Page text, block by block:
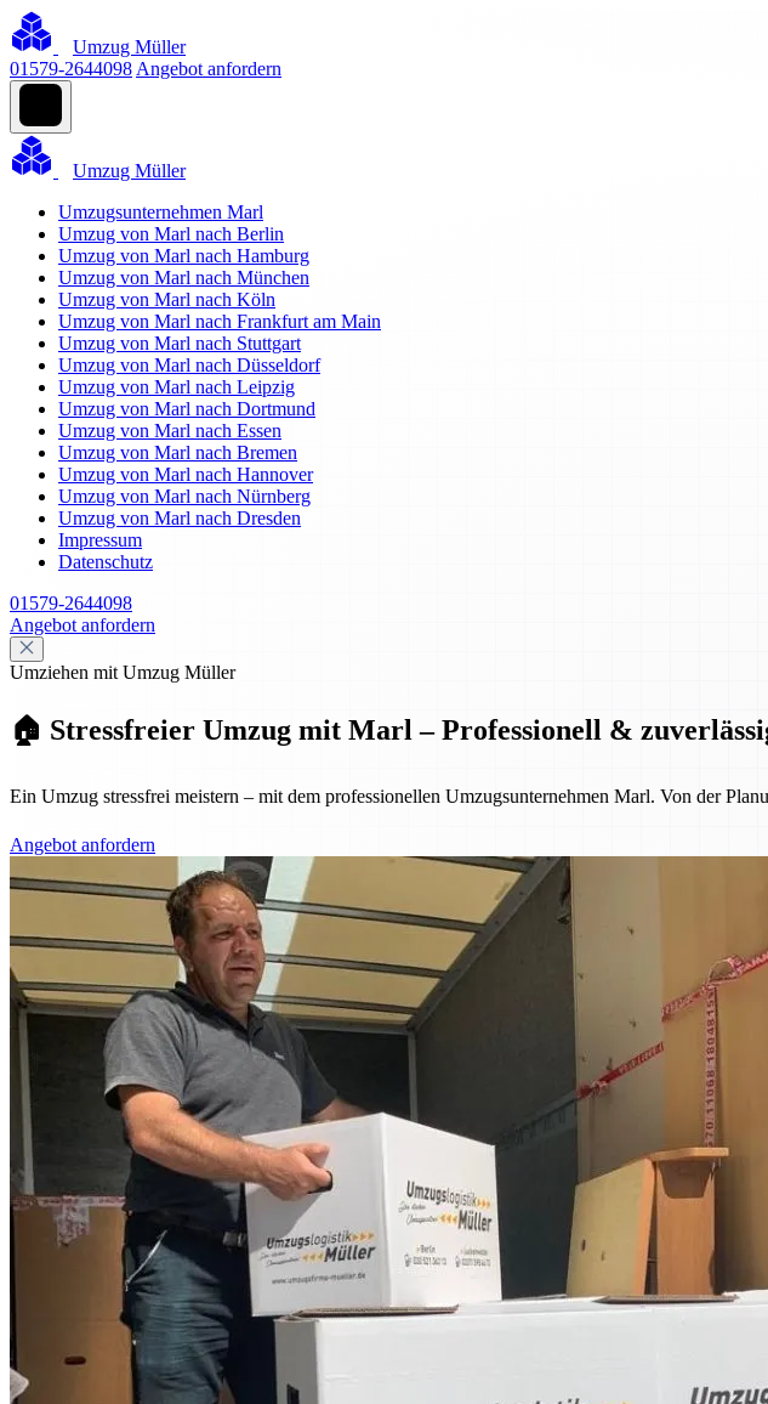
Umzug Müller
01579-2644098 Angebot anfordern
Umzug Müller
Umzugsunternehmen Marl
Umzug von Marl nach Berlin
Umzug von Marl nach Hamburg
Umzug von Marl nach München
Umzug von Marl nach Köln
Umzug von Marl nach Frankfurt am Main
Umzug von Marl nach Stuttgart
Umzug von Marl nach Düsseldorf
Umzug von Marl nach Leipzig
Umzug von Marl nach Dortmund
Umzug von Marl nach Essen
Umzug von Marl nach Bremen
Umzug von Marl nach Hannover
Umzug von Marl nach Nürnberg
Umzug von Marl nach Dresden
Impressum
Datenschutz
01579-2644098
Angebot anfordern
Umziehen mit Umzug Müller
🏠 Stressfreier Umzug mit Marl – Professionell &
Ein Umzug stressfrei meistern – mit dem professionellen Umzugsunternehmen Marl. Von der
Angebot anfordern